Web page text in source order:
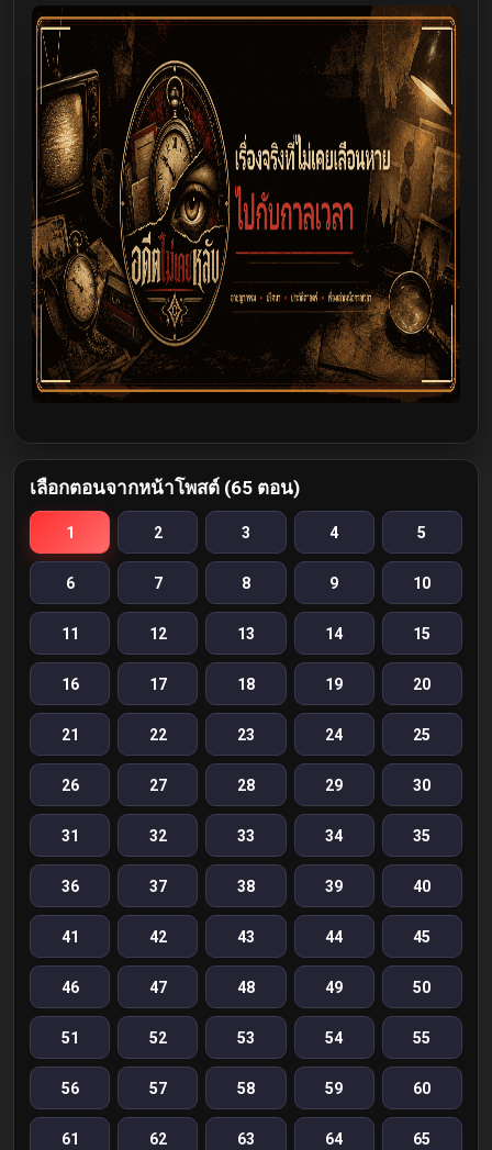
เลือกตอนจากหน้าโพสต์ (65 ตอน)
1 2 3 4 5
6 7 8 9 10
11 12 13 14 15
16 17 18 19 20
21 22 23 24 25
26 27 28 29 30
31 32 33 34 35
36 37 38 39 40
41 42 43 44 45
46 47 48 49 50
51 52 53 54 55
56 57 58 59 60
61 62 63 64 65